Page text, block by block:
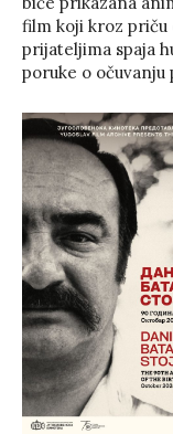
film koji kroz
prijateljima spaja
poruke o očuvanju